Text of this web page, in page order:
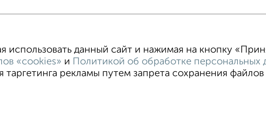
В новостройке В строящемся доме В новом доме
Пользовательское соглашение Воронеж, улица Ломоносова 114/30
использовать данный сайт и нажимая на кнопку
«cookies» и Политикой об обработке персональных
рекламы путем запрета сохранения